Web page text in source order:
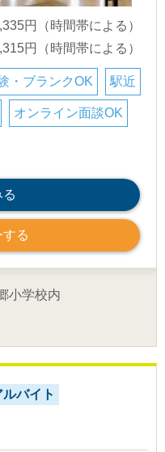
円（時間帯による）
円（時間帯による）
・ブランクOK 駅近
オンライン面談OK
る
小学校内
バイト